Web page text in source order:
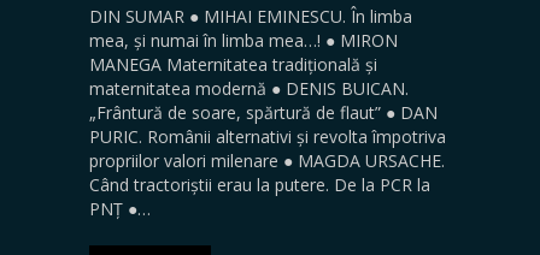
DIN SUMAR ● MIHAI EMINESCU. În limba
mea, și numai în limba mea…! ● MIRON
MANEGA Maternitatea tradițională și
maternitatea modernă ● DENIS BUICAN.
„Frântură de soare, spărtură de flaut” ● DAN
PURIC. Românii alternativi și revolta împotriva
propriilor valori milenare ● MAGDA URSACHE.
Când tractoriștii erau la putere. De la PCR la
PNȚ ●…